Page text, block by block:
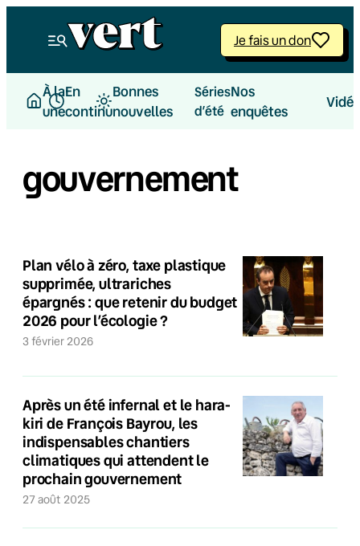
Je fais un don
À la
une
En
continu
Bonnes
nouvelles
Séries
d’été
Nos
enquêtes
gouvernement
Plan vélo à zéro, taxe plastique
supprimée, ultrariches
épargnés : que retenir du budget
2026 pour l’écologie ?
3 février 2026
Après un été infernal et le hara-
kiri de François Bayrou, les
indispensables chantiers
climatiques qui attendent le
prochain gouvernement
27 août 2025